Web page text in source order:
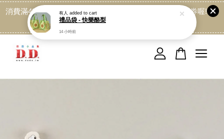
消費滿499免運喔, 記得加LINE:@dede168 領取專屬折扣券喔!
點我
您的購物車目前還是空的。
繼續購物
有人 added to cart
禮品袋 - 快樂酪梨
14 小時前